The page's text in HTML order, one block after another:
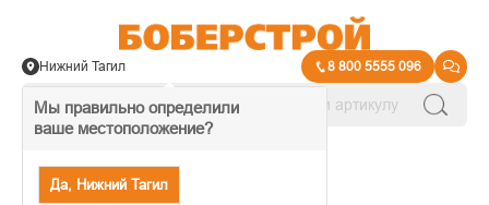
Мы правильно определили
ваше местоположение?
Да, Нижний Тагил
Нижний Тагил 8 800 5555 096